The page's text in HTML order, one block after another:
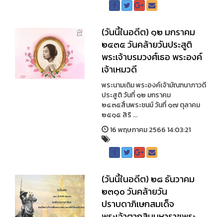
(วันนี้ในอดีต) ๑๒ มกราคม
๒๔๓๕ วันคล้ายวันประสูติ
พระเจ้าบรมวงศ์เธอ พระองค์
เจ้าเหมวดี
พระนามเดิม พระองค์เจ้ามัณฑนาภาวดี
ประสูติ วันที่ ๑๒ มกราคม
๒๔๓๕สิ้นพระชนม์ วันที่ ๑๗ ตุลาคม
๒๕๑๕ สิริ ...
16 พฤษภาคม 2566 14:03:21
(วันนี้ในอดีต) ๒๘ ธันวาคม
๒๓๑๐ วันคล้ายวัน
ปราบดาภิเษกสมเด็จ